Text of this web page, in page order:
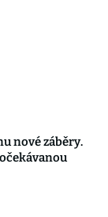
nové záběry.